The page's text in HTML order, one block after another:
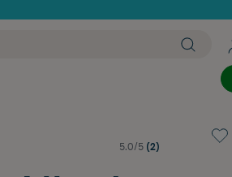
5.0/5 (2)